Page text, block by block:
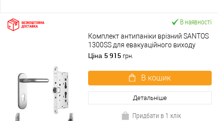
В наявності
Комплект антипаніки врізний SANTOS
1300SS для евакуаційного виходу
нікель сатин/нержавіюча сталь
Ціна 5 915 грн.
В кошик
Детальніше
Придбати в 1 клік